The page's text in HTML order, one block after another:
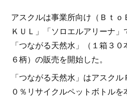
アスクルは事業所向け（Ｂｔｏ
ＫＵＬ」「ソロエルアリーナ
「つながる天然水」（１箱３
６柄）の販売を開始した。
「つながる天然水」はアスク
０％リサイクルペットボトル